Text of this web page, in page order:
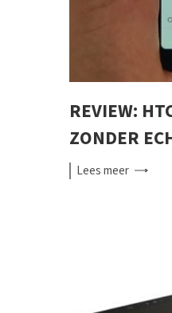
REVIEW:
ZONDER
Leesmeer